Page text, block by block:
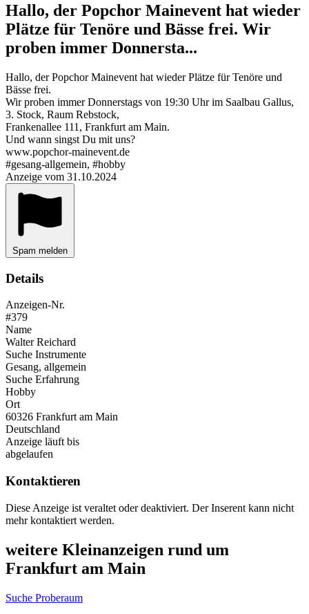
Hallo, der Popchor Mainevent hat wieder
Plätze für Tenöre und Bässe frei. Wir
proben immer Donnersta...
Hallo, der Popchor Mainevent hat wieder Plätze für Tenöre und
Bässe frei.
Wir proben immer Donnerstags von 19:30 Uhr im Saalbau Gallus,
3. Stock, Raum Rebstock,
Frankenallee 111, Frankfurt am Main.
Und wann singst Du mit uns?
www.popchor-mainevent.de
#gesang-allgemein, #hobby
Anzeige vom 31.10.2024
Spam melden
Details
Anzeigen-Nr.
#379
Name
Walter Reichard
Suche Instrumente
Gesang, allgemein
Suche Erfahrung
Hobby
Ort
60326 Frankfurt am Main
Deutschland
Anzeige läuft bis
abgelaufen
Kontaktieren
Diese Anzeige ist veraltet oder deaktiviert. Der Inserent kann nicht
mehr kontaktiert werden.
weitere Kleinanzeigen rund um
Frankfurt am Main
Suche Proberaum